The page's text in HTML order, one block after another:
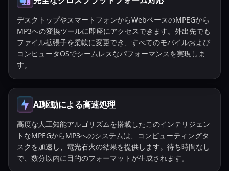
デスクトップやスマートフォンからWebベースのMPEGから
MP3への変換ツールに即座にアクセスできます。外出先でも
ファイル拡張子を柔軟に変更でき、すべてのモバイルおよび
コンピュータOSでシームレスなパフォーマンスを実現しま
す。
AI駆動による高速処理
高度な人工知能アルゴリズムを搭載したこのインテリジェン
トなMPEGからMP3へのシステムは、コンピューティングタ
スクを加速し、電光石火の結果を提供します。待ち時間なし
で、数分以内に目的のフォーマットが生成されます。